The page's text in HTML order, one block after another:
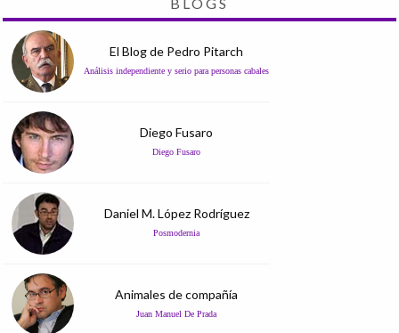
El Blog de Pedro Pitarch
Análisis independiente y serio para personas cabales
Diego Fusaro
Diego Fusaro
Daniel M. López Rodríguez
Posmodernia
Animales de compañía
Juan Manuel De Prada